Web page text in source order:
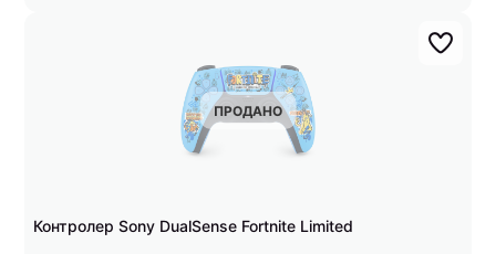
ПРОДАНО
Контролер Sony DualSense Fortnite Limited